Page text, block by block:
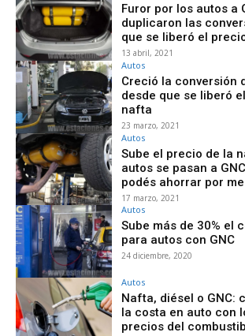
Furor por los autos a
duplicaron las
que se liberó el
13 abril, 2021
Autos
Creció la conversión
desde que se liberó
nafta
23 marzo, 2021
Autos
Sube el precio de la
autos se pasan a
podés ahorrar por
17 marzo, 2021
Autos
Sube más de 30% el
para autos con GNC
24 diciembre, 2020
Autos
Nafta, diésel o GNC:
la costa en auto con
precios del